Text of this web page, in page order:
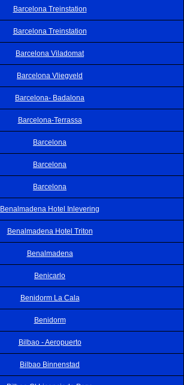
Barcelona Treinstation
Barcelona Treinstation
Barcelona Viladomat
Barcelona Vliegveld
Barcelona- Badalona
Barcelona-Terrassa
Barcelona
Barcelona
Barcelona
Benalmadena Hotel Inlevering
Benalmadena Hotel Triton
Benalmadena
Benicarlo
Benidorm La Cala
Benidorm
Bilbao - Aeropuerto
Bilbao Binnenstad